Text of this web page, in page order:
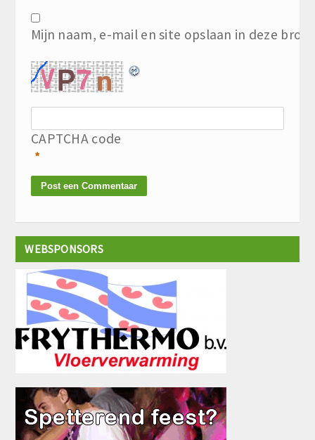
Mijn naam, e-mail en site opslaan in deze
CAPTCHA code
*
WEBSPONSORS